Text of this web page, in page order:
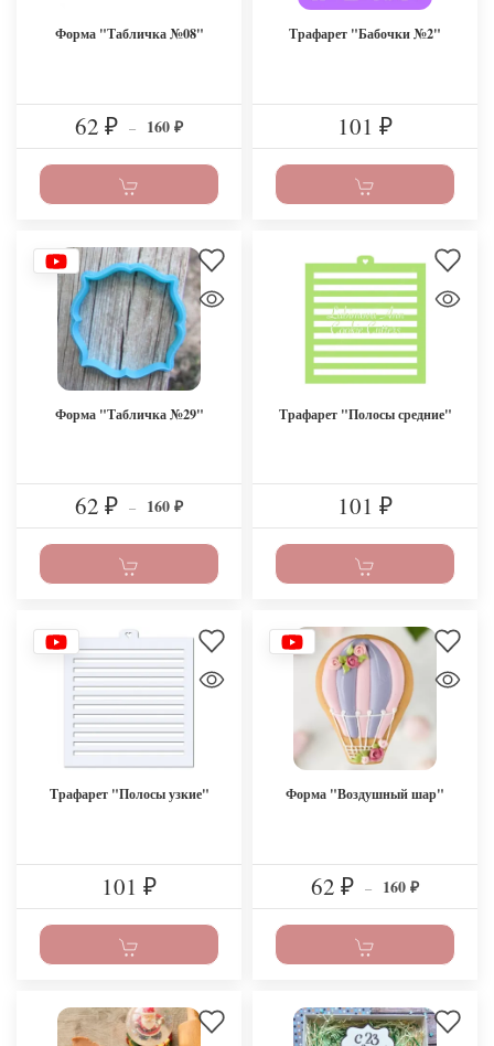
Форма "Табличка №08"
62 ₽ – 160 ₽
Трафарет "Бабочки №2"
101 ₽
Форма "Табличка №29"
62 ₽ – 160 ₽
Трафарет "Полосы средние"
101 ₽
Трафарет "Полосы узкие"
101 ₽
Форма "Воздушный шар"
62 ₽ – 160 ₽